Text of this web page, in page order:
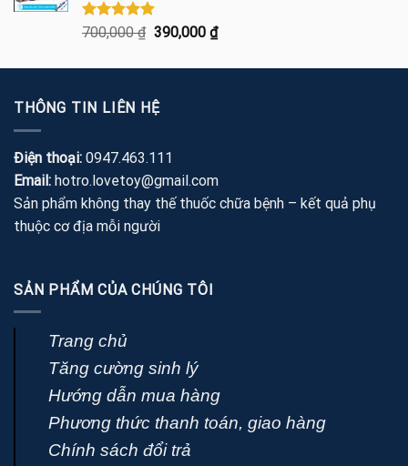
Được xếp
5.00
700,000₫ Giá
là:
390,000 ₫Giá
tại
THÔNG TIN LIÊN HỆ
Điện thoại: 0947.463.111
Email: hotro.lovetoy@gmail.com
Sản phẩm không thay thế thuốc chữa bệnh – kết quả phụ
thuộc cơ địa mỗi người
SẢN PHẨM CỦA CHÚNG TÔI
Trang chủ
Tăng cường sinh lý
Hướng dẫn mua hàng
Phương thức thanh toán, giao hàng
Chính sách đổi trả